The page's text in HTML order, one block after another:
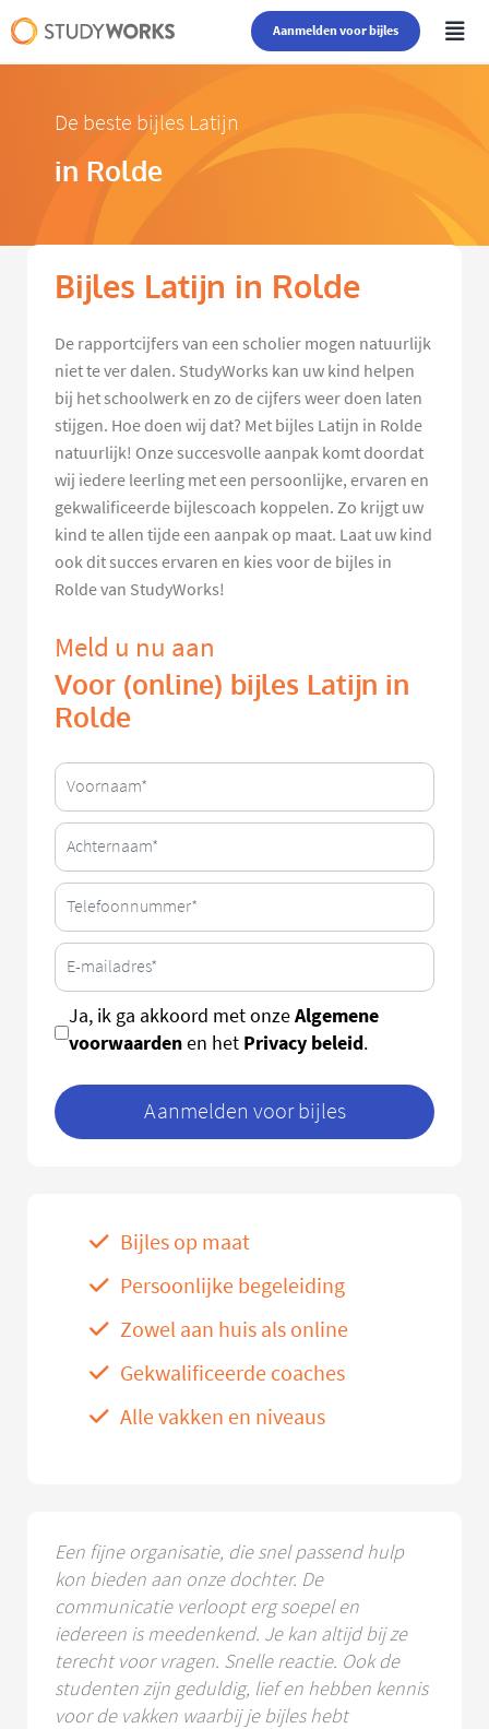
Aanmelden voor bijles
De beste bijles Latijn
in Rolde
Bijles Latijn in Rolde
De rapportcijfers van een scholier mogen natuurlijk
niet te ver dalen. StudyWorks kan uw kind helpen
bij het schoolwerk en zo de cijfers weer doen laten
stijgen. Hoe doen wij dat? Met bijles Latijn in Rolde
natuurlijk! Onze succesvolle aanpak komt doordat
wij iedere leerling met een persoonlijke, ervaren en
gekwalificeerde bijlescoach koppelen. Zo krijgt uw
kind te allen tijde een aanpak op maat. Laat uw kind
ook dit succes ervaren en kies voor de bijles in
Rolde van StudyWorks!
Meld u nu aan
Voor (online) bijles Latijn in
Rolde
Ja, ik ga akkoord met onzeAlgemene
voorwaardenen het Privacy beleid.
Aanmelden voor bijles
Bijles op maat
Persoonlijke begeleiding
Zowel aan huis als online
Gekwalificeerde coaches
Alle vakken en niveaus
Een fijne organisatie, die snel passend hulp
kon bieden aan onze dochter. De
communicatie verloopt erg soepel en
iedereen is meedenkend. Je kan altijd bij ze
terecht voor vragen. Snelle reactie. Ook de
studenten zijn geduldig, lief en hebben kennis
voor de vakken waarbij je bijles hebt